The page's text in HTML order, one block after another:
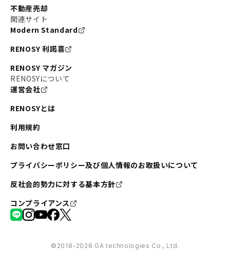
不動産売却
関連サイト
Modern Standard
RENOSY 利諾喜
RENOSY マガジン
RENOSYについて
運営会社
RENOSYとは
利用規約
お問い合わせ窓口
プライバシーポリシー及び個人情報のお取扱いについて
反社会的勢力に対する基本方針
コンプライアンス
©︎2018-2026 GA technologies Co., Ltd.